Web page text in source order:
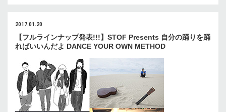
2017.01.20
【フルラインナップ発表!!!】STOF Presents 自分の踊りを踊
ればいいんだよ DANCE YOUR OWN METHOD